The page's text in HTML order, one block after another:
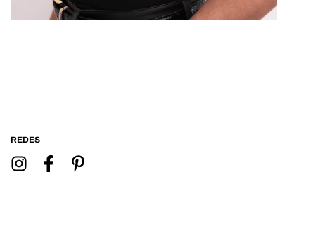
REDES